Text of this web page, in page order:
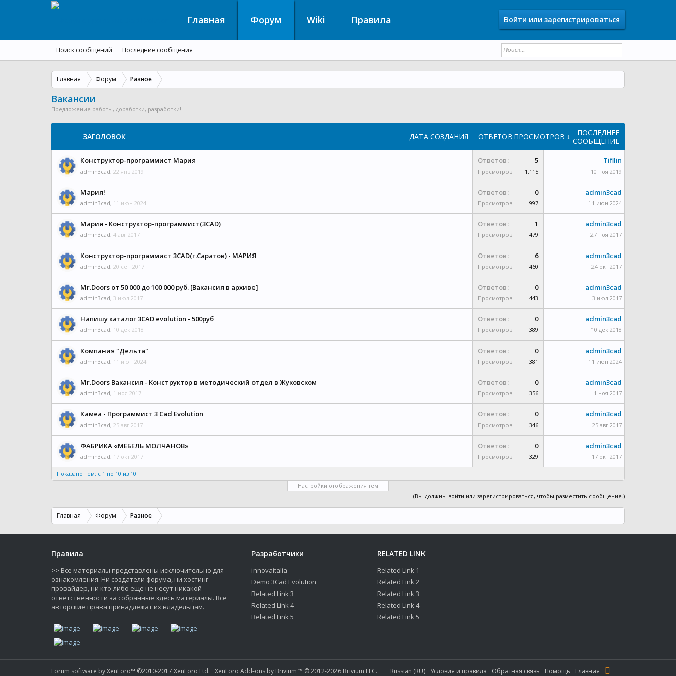
Главная Форум Разное
Вакансии
Предложение работы, доработки, разработки!
ЗАГОЛОВОК ДАТА СОЗДАНИЯ ОТВЕТОВ ПРОСМОТРОВ ↓
ПОСЛЕДНЕЕ
СООБЩЕНИЕ
Конструктор-программист Мария
admin3cad, 22 янв 2019
Ответов: 5
Просмотров: 1.115
Tifilin
10 ноя 2019
Мария!
admin3cad, 11 июн 2024
Ответов: 0
Просмотров: 997
admin3cad
11 июн 2024
Мария - Конструктор-программист(3CAD)
admin3cad, 4 авг 2017
Ответов: 1
Просмотров: 479
admin3cad
27 ноя 2017
Конструктор-программист 3CAD(г.Саратов) - МАРИЯ
admin3cad, 20 сен 2017
Ответов: 6
Просмотров: 460
admin3cad
24 окт 2017
Mr.Doors от 50 000 до 100 000 руб. [Вакансия в архиве]
admin3cad, 3 июл 2017
Ответов: 0
Просмотров: 443
admin3cad
3 июл 2017
Напишу каталог 3CAD evolution - 500руб
admin3cad, 10 дек 2018
Ответов: 0
Просмотров: 389
admin3cad
10 дек 2018
Компания "Дельта"
admin3cad, 11 июн 2024
Ответов: 0
Просмотров: 381
admin3cad
11 июн 2024
Mr.Doors Вакансия - Конструктор в методический отдел в Жуковском
admin3cad, 1 ноя 2017
Ответов: 0
Просмотров: 356
admin3cad
1 ноя 2017
Камеа - Программист 3 Cad Evolution
admin3cad, 25 авг 2017
Ответов: 0
Просмотров: 346
admin3cad
25 авг 2017
ФАБРИКА «МЕБЕЛЬ МОЛЧАНОВ»
admin3cad, 17 окт 2017
Ответов: 0
Просмотров: 329
admin3cad
17 окт 2017
Показано тем: с 1 по 10 из 10.
Настройки отображения тем
(Вы должны войти или зарегистрироваться, чтобы разместить сообщение.)
Главная Форум Разное
Главная Форум
Поиск сообщений Последние сообщения
Wiki Правила Войти или зарегистрироваться
Правила
>> Все материалы представлены исключительно для
ознакомления. Ни создатели форума, ни хостинг-
провайдер, ни кто-либо еще не несут никакой
ответственности за собранные здесь материалы. Все
авторские права принадлежат их владельцам.
Разработчики
innovaitalia
Demo 3Cad Evolution
Related Link 3
Related Link 4
Related Link 5
RELATED LINK
Related Link 1
Related Link 2
Related Link 3
Related Link 4
Related Link 5
Forum software by XenForo™ ©2010-2017 XenForo Ltd.
XenForo Add-ons by Brivium ™ © 2012-2026 Brivium LLC. Russian (RU) Условия и правила Обратная связь Помощь Главная